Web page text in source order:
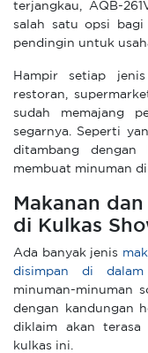
terjangkau, AQB-
salah satu opsi bagi
pendingin untuk
Hampir setiap
restoran,
sudah memajang
segarnya. Seperti
ditambang dengan
membuat minuman
Makanan
di Kulkas
Ada banyak jenis
disimpan di dalam
minuman-minuman
dengan kandungan
diklaim akan
kulkas ini.